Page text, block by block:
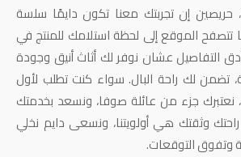
حريصين إن تجربتك معنا تكون دايمًا سلسة
الموقع إلى لحظة استلامك للمنتج في
التفاصيل عشان نوفر لك أثاث أنيق وجودة
تضمن لك راحة البال. سواء كنت تطلب لأول
نعتبرك جزء من عائلة صوفا، ونسعد بخدمتك
وثقتك هي أولويتنا، ونسعى دايم نخلي
وتفوق التوقعات.